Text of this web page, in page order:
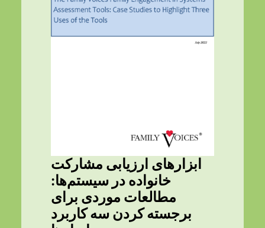
ابزارهای ارزیابی مشارکت
خانواده در سیستم‌ها:
مطالعات موردی برای
برجسته کردن سه کاربرد